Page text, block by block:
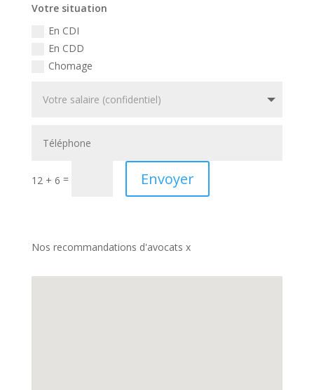
Votre situation
En CDI
En CDD
Chomage
12 + 6 = Envoyer
Nos recommandations d'avocats x